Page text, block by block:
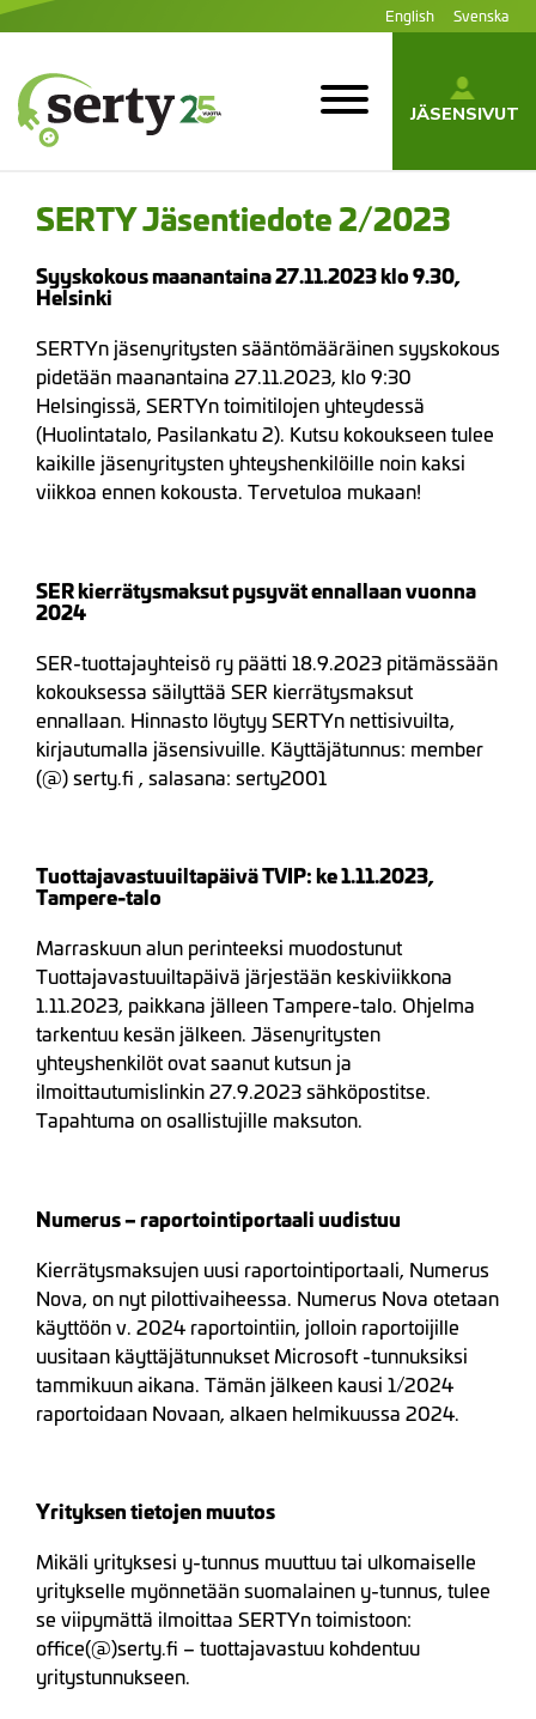
Siirry
sisältöön
English Svenska
JÄSENSIVUT
SERTY Jäsentiedote 2/2023
Syyskokous maanantaina 27.11.2023 klo 9.30,
Helsinki
SERTYn jäsenyritysten sääntömääräinen syyskokous
pidetään maanantaina 27.11.2023, klo 9:30
Helsingissä, SERTYn toimitilojen yhteydessä
(Huolintatalo, Pasilankatu 2). Kutsu kokoukseen tulee
kaikille jäsenyritysten yhteyshenkilöille noin kaksi
viikkoa ennen kokousta. Tervetuloa mukaan!
SER kierrätysmaksut pysyvät ennallaan vuonna
2024
SER-tuottajayhteisö ry päätti 18.9.2023 pitämässään
kokouksessa säilyttää SER kierrätysmaksut
ennallaan. Hinnasto löytyy SERTYn nettisivuilta,
kirjautumalla jäsensivuille. Käyttäjätunnus: member
(@) serty.fi , salasana: serty2001
Tuottajavastuuiltapäivä TVIP: ke 1.11.2023,
Tampere-talo
Marraskuun alun perinteeksi muodostunut
Tuottajavastuuiltapäivä järjestään keskiviikkona
1.11.2023, paikkana jälleen Tampere-talo. Ohjelma
tarkentuu kesän jälkeen. Jäsenyritysten
yhteyshenkilöt ovat saanut kutsun ja
ilmoittautumislinkin 27.9.2023 sähköpostitse.
Tapahtuma on osallistujille maksuton.
Numerus – raportointiportaali uudistuu
Kierrätysmaksujen uusi raportointiportaali, Numerus
Nova, on nyt pilottivaiheessa. Numerus Nova otetaan
käyttöön v. 2024 raportointiin, jolloin raportoijille
uusitaan käyttäjätunnukset Microsoft -tunnuksiksi
tammikuun aikana. Tämän jälkeen kausi 1/2024
raportoidaan Novaan, alkaen helmikuussa 2024.
Yrityksen tietojen muutos
Mikäli yrityksesi y-tunnus muuttuu tai ulkomaiselle
yritykselle myönnetään suomalainen y-tunnus, tulee
se viipymättä ilmoittaa SERTYn toimistoon:
office(@)serty.fi – tuottajavastuu kohdentuu
yritystunnukseen.